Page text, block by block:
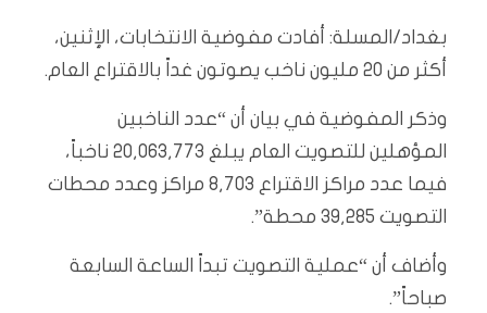
بغداد/المسلة: أفادت مفوضية الانتخابات، الإثنين،
أكثر من 20 مليون ناخب يصوتون غداً بالاقتراع العام.
وذكر المفوضية في بيان أن “عدد الناخبين
المؤهلين للتصويت العام يبلغ 20,063,773 ناخباً،
فيما عدد مراكز الاقتراع 8,703 مراكز وعدد محطات
التصويت 39,285 محطة”.
وأضاف أن “عملية التصويت تبداً الساعة السابعة
صباحاً”.